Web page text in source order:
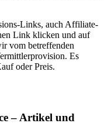
Links, auch Affiliate-
Link klicken und auf
vom betreffenden
Es
oder Preis.
– Artikel und